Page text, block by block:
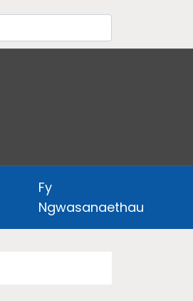
Fy
Ngwasanaethau